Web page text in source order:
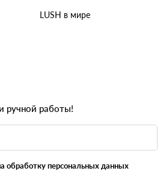
LUSH в мире
ручной работы!
обработку персональных данных